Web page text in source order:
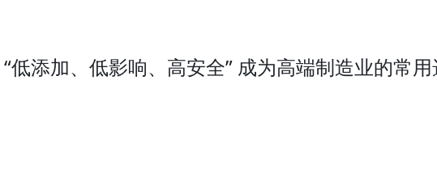
添加、低影响、高安全” 成为高端制造业的常